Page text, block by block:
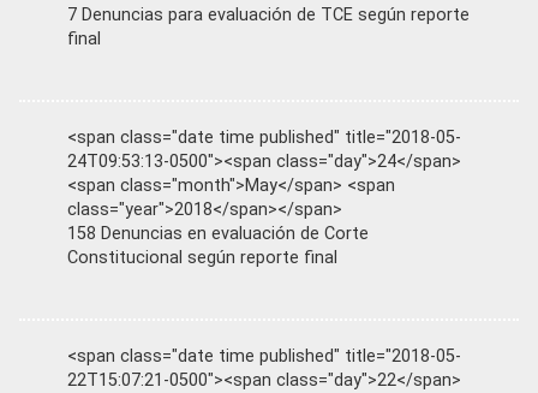
7 Denuncias para evaluación de TCE según reporte
final
<span class="date time published" title="2018-05-
24T09:53:13-0500"><span class="day">24</span>
<span class="month">May</span> <span
class="year">2018</span></span>
158 Denuncias en evaluación de Corte
Constitucional según reporte final
<span class="date time published" title="2018-05-
22T15:07:21-0500"><span class="day">22</span>